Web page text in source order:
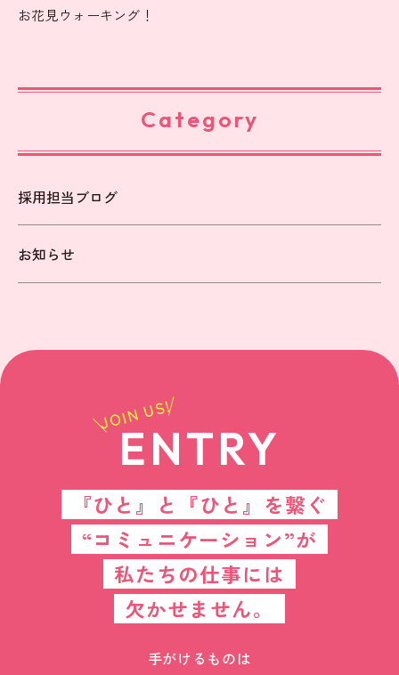
お花見ウォーキング！
Category
採用担当ブログ
お知らせ
JOIN US!
ENTRY
『ひと』と『ひと』を繋ぐ
“コミュニケーション”が
私たちの仕事には
欠かせません。
手がけるものは